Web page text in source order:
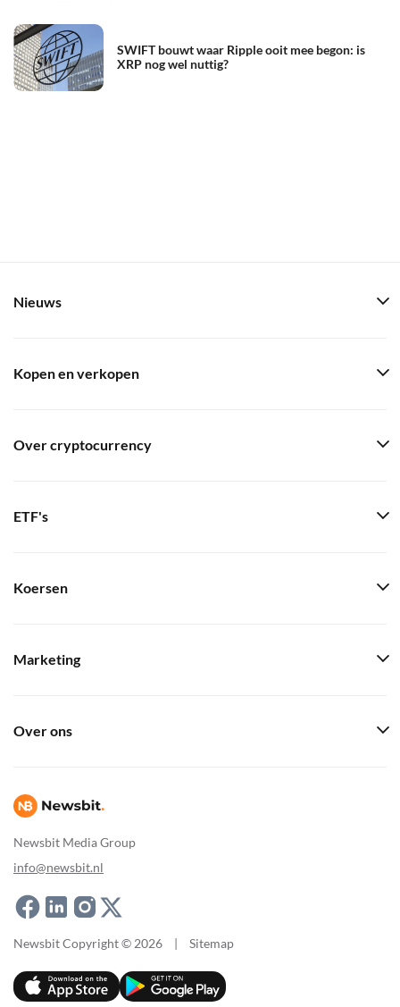
SWIFT bouwt waar Ripple ooit mee begon: is
XRP nog wel nuttig?
Newsbit Media Group
info@newsbit.nl
Nieuws
Kopen en verkopen
Over cryptocurrency
ETF's
Koersen
Marketing
Over ons
Newsbit Copyright © 2026 | Sitemap